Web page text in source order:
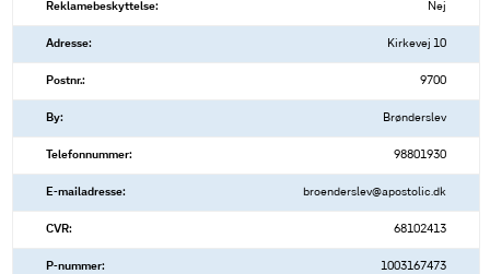
Reklamebeskyttelse: Nej
Adresse: Kirkevej 10
Postnr.: 9700
By: Brønderslev
Telefonnummer: 98801930
E-mailadresse: broenderslev@apostolic.dk
CVR: 68102413
P-nummer: 1003167473